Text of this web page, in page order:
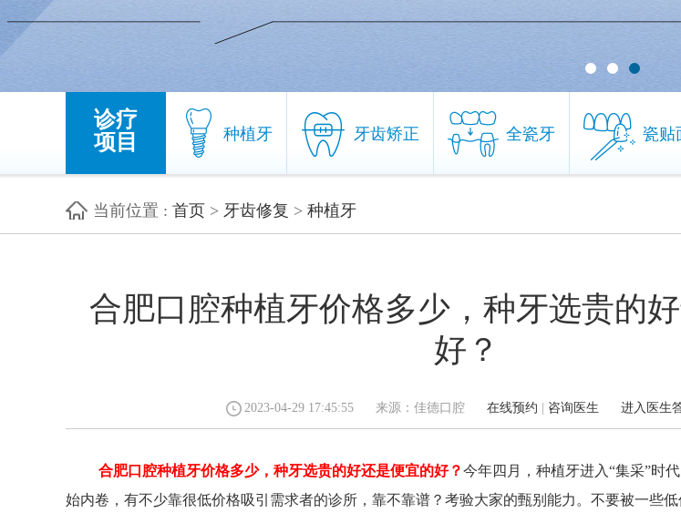
诊疗
项目
种植牙
种植牙
牙齿矫正 全瓷牙 瓷贴
当前位置 : 首页 > 牙齿修复 > 种植牙
合肥口腔种植牙价格多少，种牙选贵的
好？
2023-04-29 17:45:55 来源：佳德口腔 在线预约 咨询医生 进入医生
合肥口腔种植牙价格多少，种牙选贵的好还是便宜的好？今年四月，种植牙进入“集采”时
始内卷，有不少靠很低价格吸引需求者的诊所，靠不靠谱？考验大家的甄别能力。不要被一些
马鞍山路90